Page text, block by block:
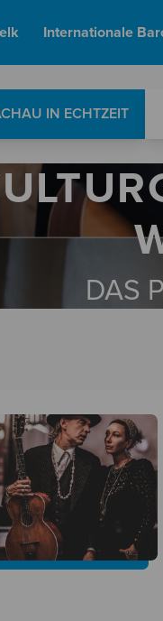
Internationale
IN ECHTZEIT
DAS